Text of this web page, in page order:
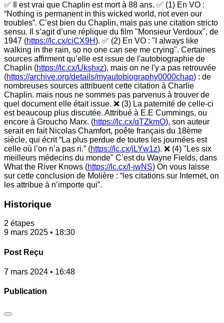
✅ Il est vrai que Chaplin est mort à 88 ans. ✅ (1) En VO :
“Nothing is permanent in this wicked world, not even our
troubles”. C’est bien du Chaplin, mais pas une citation stricto
sensu. Il s’agit d’une réplique du film "Monsieur Verdoux", de
1947 (https://lc.cx/ciCX9H). ✅ (2) En VO : "I always like
walking in the rain, so no one can see me crying". Certaines
sources affirment qu’elle est issue de l'autobiographie de
Chaplin (https://lc.cx/Ukshxz), mais on ne l'y a pas retrouvée
(https://archive.org/details/myautobiography0000chap) : de
nombreuses sources attribuent cette citation à Charlie
Chaplin. mais nous ne sommes pas parvenus à trouver de
quel document elle était issue. ❌ (3) La paternité de celle-ci
est beaucoup plus discutée. Attribué à E.E Cummings, ou
encore à Groucho Marx. (https://lc.cx/qTZkmO), son auteur
serait en fait Nicolas Chamfort, poête français du 18ème
siècle, qui écrit “La plus perdue de toutes les journées est
celle où l’on n’a pas ri.” (https://lc.cx/jLYw1z). ❌ (4) "Les six
meilleurs médecins du monde" C’est du Wayne Fields, dans
What the River Knows (https://lc.cx/l-jwNS) On vous laisse
sur cette conclusion de Molière : “les citations sur Internet, on
les attribue à n’importe qui”.
Historique
2 étapes
9 mars 2025 • 18:30
Post Reçu
7 mars 2024 • 16:48
Publication